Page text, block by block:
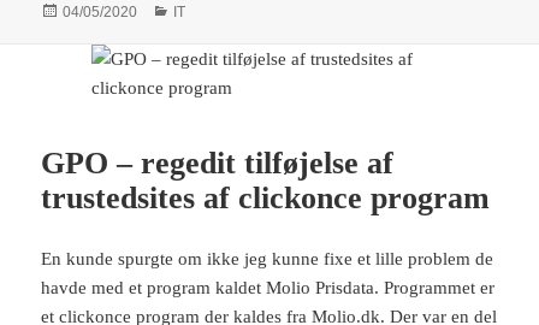
Udgivet
04/05/2020 Kategorier
IT
GPO – regedit tilføjelse af
trustedsites af clickonce program
En kunde spurgte om ikke jeg kunne fixe et lille problem de
havde med et program kaldet Molio Prisdata. Programmet er
et clickonce program der kaldes fraMolio.dk. Der var en del